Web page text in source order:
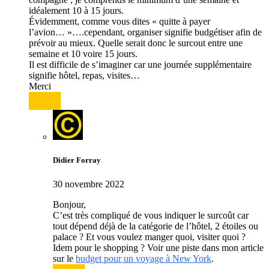
idéalement 10 à 15 jours.
Évidemment, comme vous dites « quitte à payer
l’avion… »….cependant, organiser signifie budgétiser afin de
prévoir au mieux. Quelle serait donc le surcout entre une
semaine et 10 voire 15 jours.
Il est difficile de s’imaginer car une journée supplémentaire
signifie hôtel, repas, visites…
Merci
Didier Forray
30 novembre 2022
Bonjour,
C’est très compliqué de vous indiquer le surcoût car
tout dépend déjà de la catégorie de l’hôtel, 2 étoiles ou
palace ? Et vous voulez manger quoi, visiter quoi ?
Idem pour le shopping ? Voir une piste dans mon article
sur le budget pour un voyage à New York.